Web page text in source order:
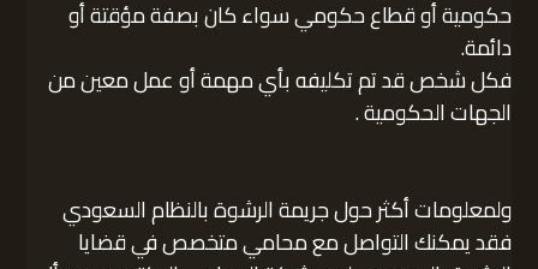
حكومية أو قطاع حكومي سواء كان بصفة مؤقتة أو
دائمة.
فكل شخص قد تم تكليفه بأي مهمة أو عمل معين من
الجهات الحكومية .
ولمعلومات أكثر حول جريمة الرشوة بالنظام السعودي
فقد يمكنك التواصل مع محامي متخصص في قضايا